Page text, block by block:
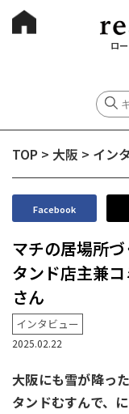
ロ
TOP > 大阪 > イン
Facebook
マチの居場所
タンド店主兼
さん
インタビュー
2025.02.22
大阪にも雪が降っ
タンドむすんで、